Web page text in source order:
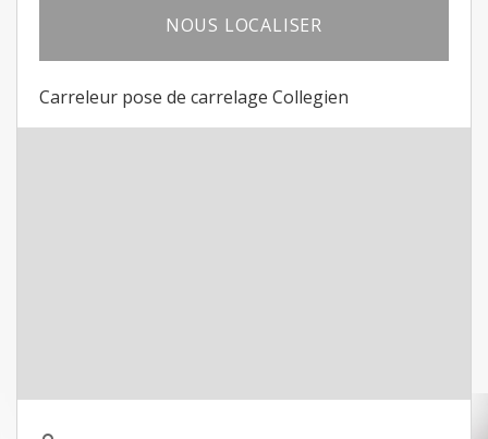
NOUS LOCALISER
Carreleur pose de carrelage Collegien